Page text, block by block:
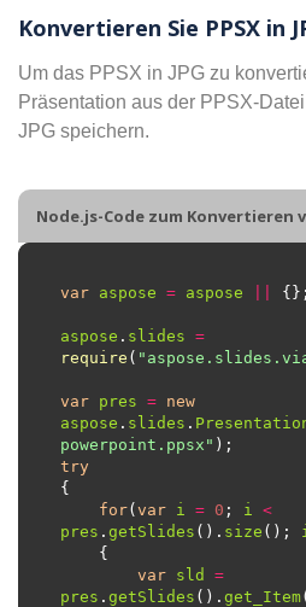
Konvertieren Sie PPSX in
Um das PPSX in JPG zu
Präsentation aus der PPSX-
JPG speichern.
Node.js-Code zum Konvertieren
var aspose = aspose
aspose . slides =
require (
var pres = new
aspose . slides .
powerpoint.ppsx"
try
for( var i = 0 ; i <
pres . getSlides (). size ();
var sld
=
pres . getSlides (). get_Item(